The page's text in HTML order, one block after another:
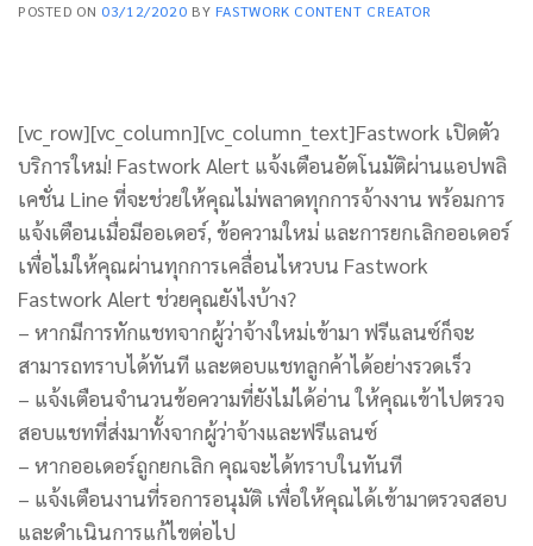
POSTED ON 03/12/2020 BY FASTWORK CONTENT CREATOR
[vc_row][vc_column][vc_column_text]Fastwork เปิดตัว
บริการใหม่! Fastwork Alert แจ้งเตือนอัตโนมัติผ่านแอปพลิ
เคชั่น Line ที่จะช่วยให้คุณไม่พลาดทุกการจ้างงาน พร้อมการ
แจ้งเตือนเมื่อมีออเดอร์, ข้อความใหม่ และการยกเลิกออเดอร์
เพื่อไม่ให้คุณผ่านทุกการเคลื่อนไหวบน Fastwork
Fastwork Alert ช่วยคุณยังไงบ้าง?
– หากมีการทักแชทจากผู้ว่าจ้างใหม่เข้ามา ฟรีแลนซ์ก็จะ
สามารถทราบได้ทันที และตอบแชทลูกค้าได้อย่างรวดเร็ว
– แจ้งเตือนจำนวนข้อความที่ยังไม่ได้อ่าน ให้คุณเข้าไปตรวจ
สอบแชทที่ส่งมาทั้งจากผู้ว่าจ้างและฟรีแลนซ์
– หากออเดอร์ถูกยกเลิก คุณจะได้ทราบในทันที
– แจ้งเตือนงานที่รอการอนุมัติ เพื่อให้คุณได้เข้ามาตรวจสอบ
และดำเนินการแก้ไขต่อไป